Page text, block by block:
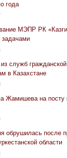
года
МЭПР РК
задачами
из служб
в Казахстане
Жамишева на посту
обрушилась после
области